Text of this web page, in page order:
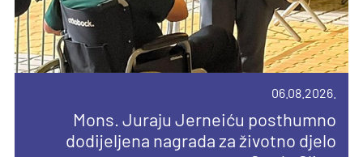
06.08.2026.
Mons. Juraju Jerneiću posthumno
dodijeljena nagrada za životno djelo
04.08.2026.
Novi broj Glasnika sv. Josipa posvećen
10.08.2026.
Devetnica uoči Velike Gospe u Vukovini
Pročitajte još
14.04.2026.
Priopćenje za javnost